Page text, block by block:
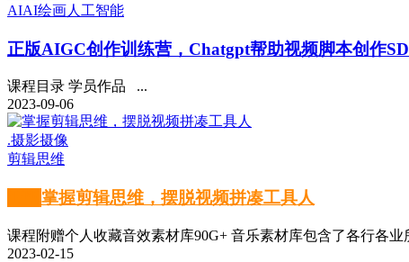
AIAI绘画人工智能
正版AIGC创作训练营，Chatgpt帮助视频脚本创作
课程目录 学员作品 ...
2023-09-06
.摄影摄像
剪辑思维
掌握剪辑思维，摆脱视频拼凑工具人
课程附赠个人收藏音效素材库90G+ 音乐素材库包含了各行各业
2023-02-15